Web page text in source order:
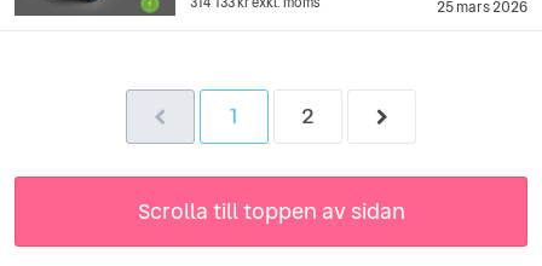
25 mars 2026
1 2
Scrolla till toppen av sidan